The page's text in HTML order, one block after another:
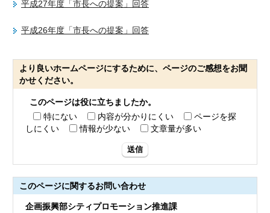
平成27年度「市長への提案」回答
平成26年度「市長への提案」回答
より良いホームページにするために、ページのご感想をお聞
かせください。
このページは役に立ちましたか。
特にない
内容が分かりにくい
ページを探
しにくい
情報が少ない 文章量が多い
送信
このページに関するお問い合わせ
企画振興部シティプロモーション推進課